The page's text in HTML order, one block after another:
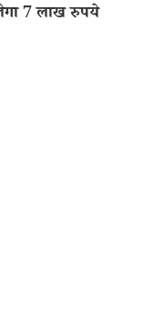
7 लाख रुपये